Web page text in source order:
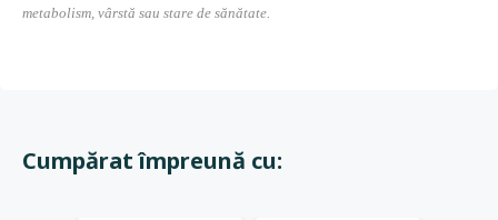
metabolism, vârstă sau stare de sănătate.
Cumpărat împreună cu: